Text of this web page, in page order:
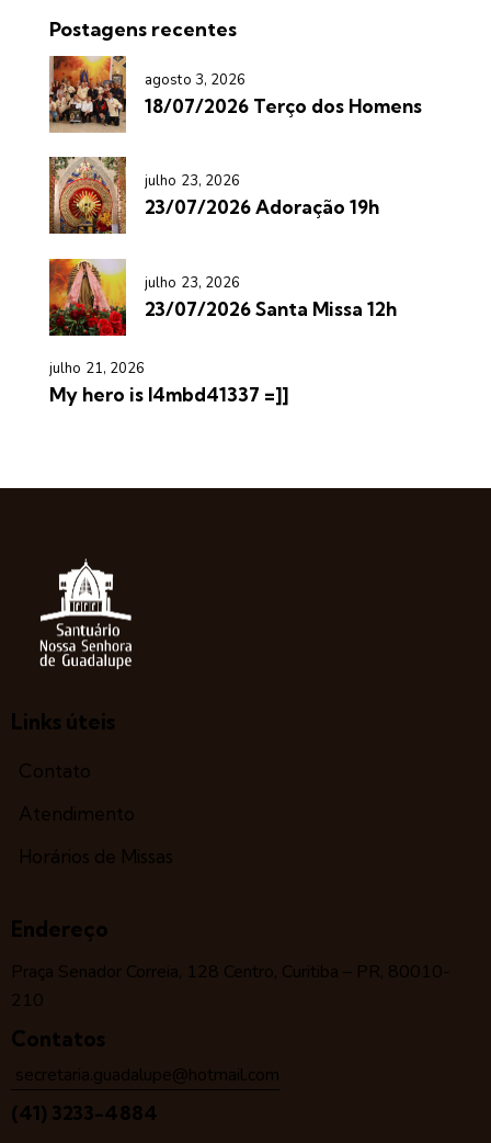
Postagens recentes
agosto 3, 2026
18/07/2026 Terço dos Homens
julho 23, 2026
23/07/2026 Adoração 19h
julho 23, 2026
23/07/2026 Santa Missa 12h
julho 21, 2026
My hero is l4mbd41337 =]]
Links úteis
Contato
Atendimento
Horários de Missas
Endereço
Praça Senador Correia, 128 Centro, Curitiba – PR, 80010-
210
Contatos
secretaria.guadalupe@hotmail.com
(41) 3233-4884